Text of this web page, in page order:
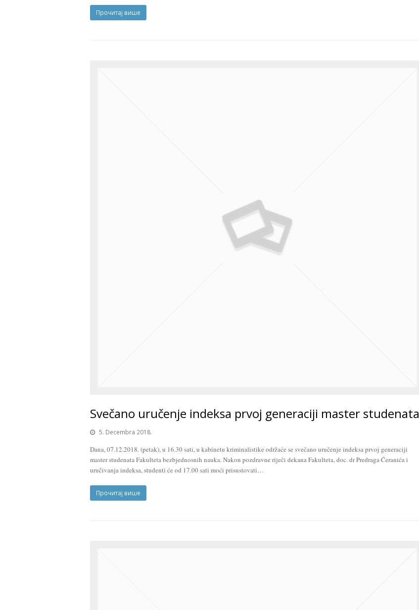
Прочитај више
Svečano uručenje indeksa prvoj generaciji master studenata
5. Decembra 2018.
Dana, 07.12.2018. (petak), u 16.30 sati, u kabinetu kriminalistike održaće se svečano uručenje indeksa prvoj generaciji
master studenata Fakulteta bezbjednosnih nauka. Nakon pozdravne riječi dekana Fakulteta, doc. dr Predraga Ćeranića i
uručivanja indeksa, studenti će od 17.00 sati moći prisustovati…
Прочитај више